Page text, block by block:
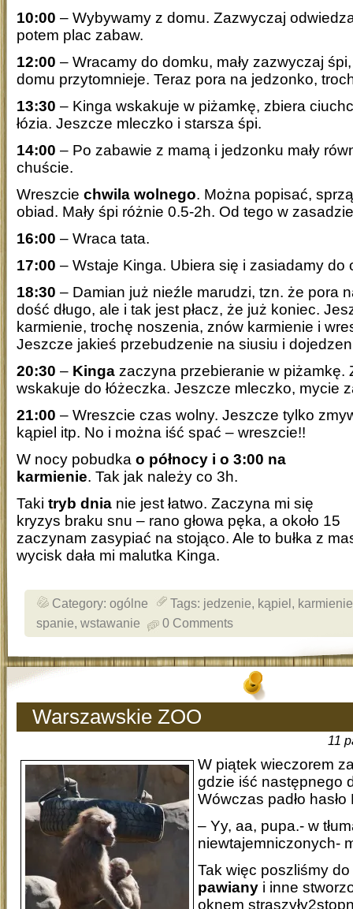
10:00 – Wybywamy z domu. Zazwyczaj
potem plac zabaw.
12:00 – Wracamy do domku, mały zazwyczaj
domu przytomnieje. Teraz pora na jedzonko,
13:30 – Kinga wskakuje w piżamkę, zbiera
łózia. Jeszcze mleczko i starsza śpi.
14:00 – Po zabawie z mamą i jedzonku mały
chuście.
Wreszcie chwila wolnego. Można popisać,
obiad. Mały śpi różnie 0.5-2h. Od tego w
16:00 – Wraca tata.
17:00 – Wstaje Kinga. Ubiera się i zasiadamy do
18:30 – Damian już nieźle marudzi, tzn. że pora
dość długo, ale i tak jest płacz, że już koniec.
karmienie, trochę noszenia, znów karmienie i
Jeszcze jakieś przebudzenie na siusiu i
20:30 – Kinga zaczyna przebieranie w piżamkę.
wskakuje do łóżeczka. Jeszcze mleczko, mycie
21:00 – Wreszcie czas wolny. Jeszcze tylko
kąpiel itp. No i można iść spać – wreszcie!!
W nocy pobudka o północy i o 3:00 na
karmienie. Tak jak należy co 3h.
Taki tryb dnia nie jest łatwo. Zaczyna mi się
kryzys braku snu – rano głowa pęka, a około 15
zaczynam zasypiać na stojąco. Ale to bułka z
wycisk dała mi malutka Kinga.
Category: ogólne Tags: jedzenie, kąpiel, karmienie
spanie, wstawanie 0 Comments
Warszawskie ZOO
11
W piątek wieczorem
gdzie iść następnego
Wówczas padło hasło
– Yy, aa, pupa.- w
niewtajemniczonych-
Tak więc poszliśmy do
pawiany i inne
oknem